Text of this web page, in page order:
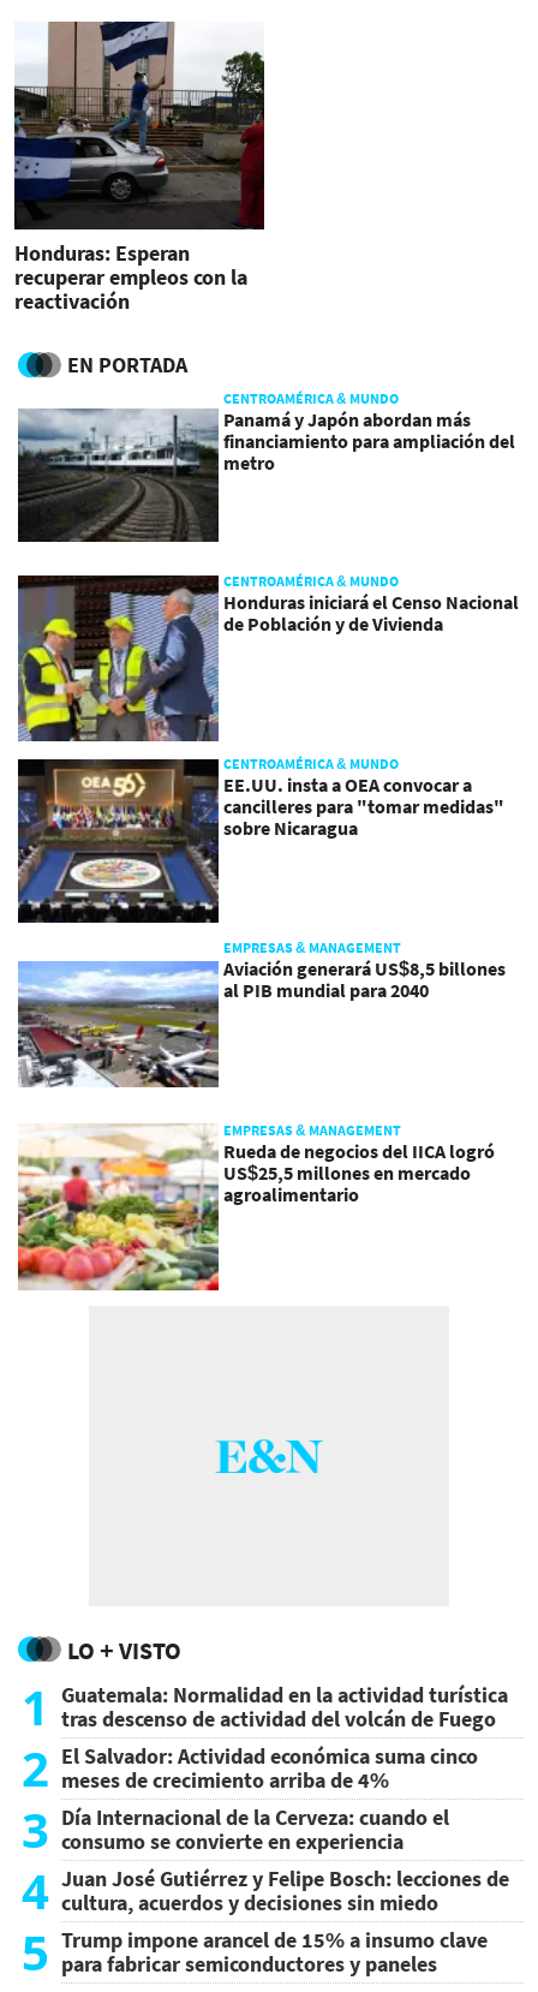
Honduras: Esperan
recuperar empleos con la
reactivación
EN PORTADA
CENTROAMÉRICA & MUNDO
Panamá y Japón abordan más
financiamiento para ampliación del
metro
CENTROAMÉRICA & MUNDO
Honduras iniciará el Censo Nacional
de Población y de Vivienda
CENTROAMÉRICA & MUNDO
EE.UU. insta a OEA convocar a
cancilleres para "tomar medidas"
sobre Nicaragua
EMPRESAS & MANAGEMENT
Aviación generará US$8,5 billones
al PIB mundial para 2040
EMPRESAS & MANAGEMENT
Rueda de negocios del IICA logró
US$25,5 millones en mercado
agroalimentario
LO + VISTO
1
Guatemala: Normalidad en la actividad turística
tras descenso de actividad del volcán de Fuego
2 El Salvador: Actividad económica suma cinco
meses de crecimiento arriba de 4%
3 Día Internacional de la Cerveza: cuando el
consumo se convierte en experiencia
4 Juan José Gutiérrez y Felipe Bosch: lecciones de
cultura, acuerdos y decisiones sin miedo
5 Trump impone arancel de 15% a insumo clave
para fabricar semiconductores y paneles